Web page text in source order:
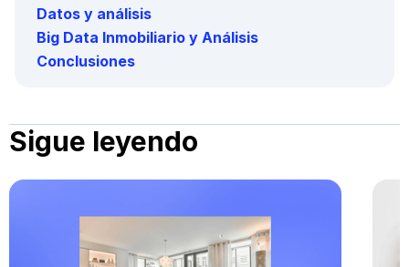
Datos y análisis
Big Data Inmobiliario y Análisis
Conclusiones
Sigue leyendo